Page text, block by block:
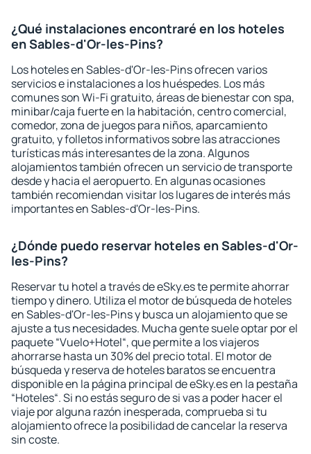
¿Qué instalaciones encontraré en los hoteles
en Sables-d'Or-les-Pins?
Los hoteles en Sables-d'Or-les-Pins ofrecen varios
servicios e instalaciones a los huéspedes. Los más
comunes son Wi-Fi gratuito, áreas de bienestar con spa,
minibar/caja fuerte en la habitación, centro comercial,
comedor, zona de juegos para niños, aparcamiento
gratuito, y folletos informativos sobre las atracciones
turísticas más interesantes de la zona. Algunos
alojamientos también ofrecen un servicio de transporte
desde y hacia el aeropuerto. En algunas ocasiones
también recomiendan visitar los lugares de interés más
importantes en Sables-d'Or-les-Pins.
¿Dónde puedo reservar hoteles en Sables-d'Or-
les-Pins?
Reservar tu hotel a través de eSky.es te permite ahorrar
tiempo y dinero. Utiliza el motor de búsqueda de hoteles
en Sables-d'Or-les-Pins y busca un alojamiento que se
ajuste a tus necesidades. Mucha gente suele optar por el
paquete “Vuelo+Hotel“, que permite a los viajeros
ahorrarse hasta un 30% del precio total. El motor de
búsqueda y reserva de hoteles baratos se encuentra
disponible en la página principal de eSky.es en la pestaña
“Hoteles“. Si no estás seguro de si vas a poder hacer el
viaje por alguna razón inesperada, comprueba si tu
alojamiento ofrece la posibilidad de cancelar la reserva
sin coste.